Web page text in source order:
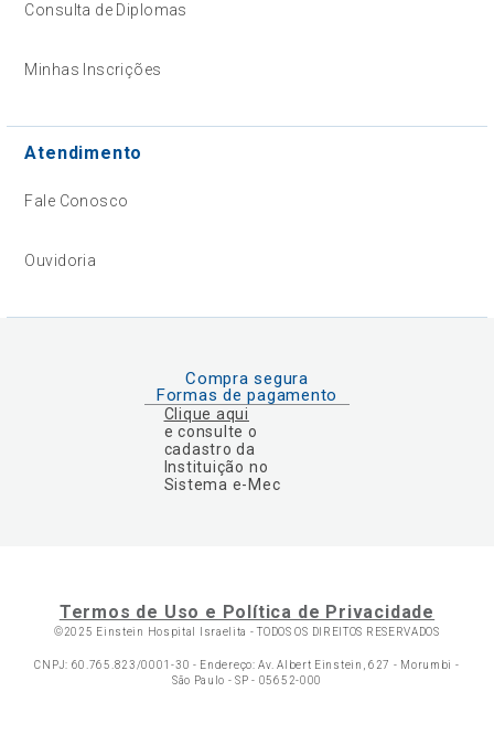
Consulta de Diplomas
Minhas Inscrições
Atendimento
Fale Conosco
Ouvidoria
Compra segura
Formas de pagamento
Clique aqui
e consulte o
cadastro da
Instituição no
Sistema e-Mec
Termos de Uso e Política de Privacidade
©2025 Einstein Hospital Israelita -TODOS OS DIREITOS RESERVADOS
CNPJ: 60.765.823/0001-30 - Endereço: Av. Albert Einstein, 627 - Morumbi -
São Paulo - SP - 05652-000